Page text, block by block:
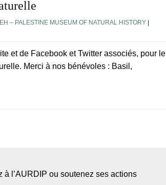
– PALESTINE MUSEUM OF NATURAL HISTORY
et de Facebook et Twitter associés, pour le
Merci à nos bénévoles : Basil,
à l’AURDIP ou soutenez ses actions